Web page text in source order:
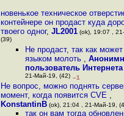
новенькое техническое
контейнере он продаст куда
твоего одног, JL2001 (ok), 19:07 ,
(39)
Не продаст, так как
языком молоть ,
пользователь Интернета
21-Май-19, (42) –1
Не вопрос, можно поднять
момент, когда появится CVE ,
KonstantinB (ok), 21:04 , 21-Май-19,
так он вам тогда